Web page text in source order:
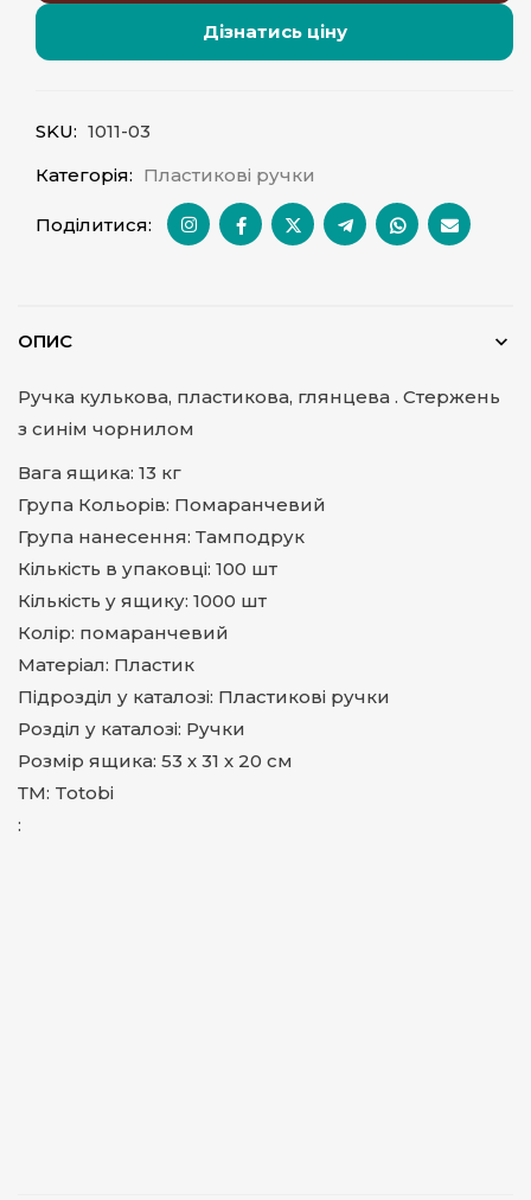
Дізнатись ціну
SKU: 1011-03
Категорія: Пластикові ручки
Поділитися:
ОПИС
Ручка кулькова, пластикова, глянцева . Стержень
з синім чорнилом
Вага ящика: 13 кг
Група Кольорів: Помаранчевий
Група нанесення: Тамподрук
Кількість в упаковці: 100 шт
Кількість у ящику: 1000 шт
Колір: помаранчевий
Матеріал: Пластик
Підрозділ у каталозі: Пластикові ручки
Розділ у каталозі: Ручки
Розмір ящика: 53 х 31 х 20 см
ТМ: Totobi
: